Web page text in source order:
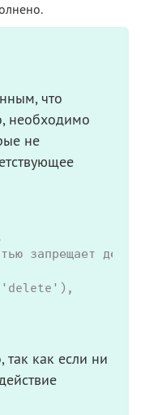
что
необходимо
не
запрещает
как если ни